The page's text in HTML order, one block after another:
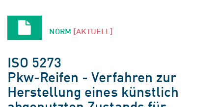
NORM [AKTUELL]
ISO 5273
Pkw-Reifen - Verfahren zur
Herstellung eines künstlich